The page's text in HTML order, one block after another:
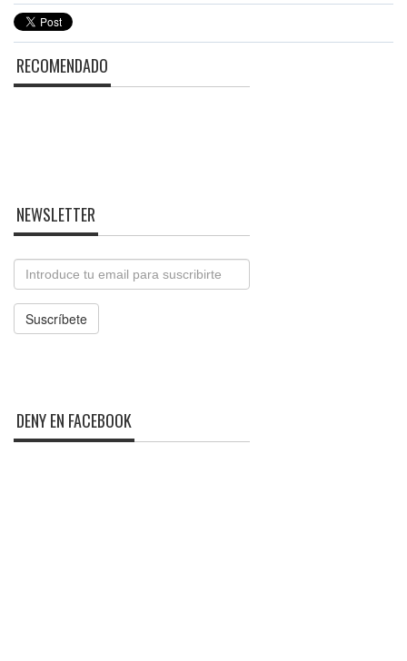
RECOMENDADO
NEWSLETTER
Email
Suscríbete
DENY EN FACEBOOK